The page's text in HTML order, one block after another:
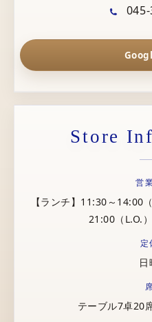
Store
営
【ランチ】11:30～14:00
21:00（L.O.
定
日
テーブル7卓20